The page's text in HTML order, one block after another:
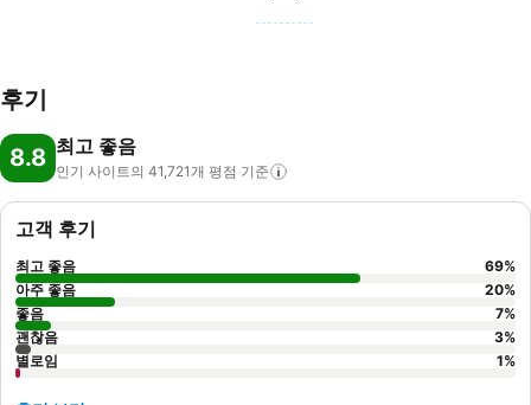
후기
8.8 최고 좋음
인기 사이트의 41,721개 평점 기준
고객 후기
최고 좋음 69%
아주 좋음
20%
좋음
7%
괜찮음
3%
별로임
1%